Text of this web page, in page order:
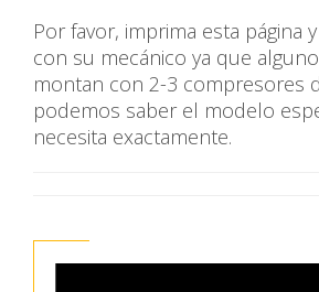
Por favor, imprima esta página
con su mecánico ya que
montan con 2-3 compresores
podemos saber el modelo
necesita exactamente.